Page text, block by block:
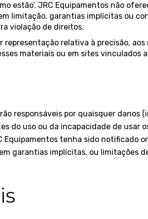
estão’. JRC Equipamentos não
limitação, garantias implícitas ou
violação de direitos.
relativa à precisão,
materiais ou em sites vinculados
responsáveis ​​por quaisquer danos
do uso ou da incapacidade de usar
tenha sido notificado
garantias implícitas, ou limitações